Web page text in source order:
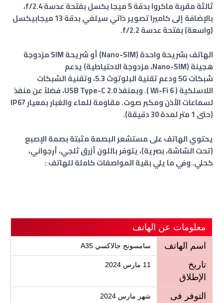
ثالثة مقربة ماكروا بدقة 5 ميجا بكسل ب
فتحة عدسة f/2.4
،
بالإضافة إلى كاميرا تصوير ذاتي سيلفي بدقة 13 ميجابيكسل
(واسعة)بفتحة عدسة f/2.2
.
الهاتف بشريحة واحدة (Nano-SIM) أو شريحة SIM مزدوجة
هجينة (Nano-SIM، مزدوجة الاحتياطية) يدعم
شبكات
ودعم تقنية البلوتوث 5.3، وتقنية الشبكات
اللاسلكية ( Wi-Fi 6 ). وبمنفذ USB Type-C 2.0، فضلاً عن منفذ
لسماعات الأذن ومكبر صوت.
مقاومة للماء والغبار بمعيار IP67
(حتى 1 متر لمدة 30 دقيقة).
يحتوي الهاتف على مستشعر البصمة مثبتة بصمة الإصبع
(تحت الشاشة، بصرية)، يتوفر باللون أزرق ثلجي، أرجواني،
كحلي. وفي ما يلي بقية المواصفات كاملة للهاتف :
معلومات عن الهاتف
اسم الهاتف
سامسونج جالاكسي A35
تاريخ
الإطلاق
11 مارس 2024
التوفر فى شهر مارس 2024